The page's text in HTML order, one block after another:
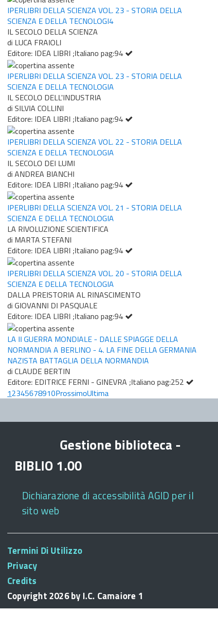
IPERLIBRI DELLA SCIENZA VOL. 23 - STORIA DELLA
SCIENZA E DELLA TECNOLOGI4
IL SECOLO DELLA SCIENZA
di LUCA FRAIOLI
Editore: IDEA LIBRI ;Italiano pag:94
IPERLIBRI DELLA SCIENZA VOL. 23 - STORIA DELLA
SCIENZA E DELLA TECNOLOGIA
IL SECOLO DELL'INDUSTRIA
di SILVIA COLLINI
Editore: IDEA LIBRI ;Italiano pag:94
IPERLIBRI DELLA SCIENZA VOL. 22 - STORIA DELLA
SCIENZA E DELLA TECNOLOGIA
IL SECOLO DEI LUMI
di ANDREA BIANCHI
Editore: IDEA LIBRI ;Italiano pag:94
IPERLIBRI DELLA SCIENZA VOL. 21 - STORIA DELLA
SCIENZA E DELLA TECNOLOGIA
LA RIVOLUZIONE SCIENTIFICA
di MARTA STEFANI
Editore: IDEA LIBRI ;Italiano pag:94
IPERLIBRI DELLA SCIENZA VOL. 20 - STORIA DELLA
SCIENZA E DELLA TECNOLOGIA
DALLA PREISTORIA AL RINASCIMENTO
di GIOVANNI DI PASQUALE
Editore: IDEA LIBRI ;Italiano pag:94
LA II GUERRA MONDIALE - DALLE SPIAGGE DELLA
NORMANDIA A BERLINO - 4. LA FINE DELLA GERMANIA
NAZISTA BATTAGLIA DELLA NORMANDIA
di CLAUDE BERTIN
Editore: EDITRICE FERNI - GINEVRA ;Italiano pag:252
12345678910ProssimoUltima
Gestione biblioteca -
BIBLIO 1.00
Dichiarazione di accessibilità AGID per il
sito web
Termini Di Utilizzo
Privacy
Credits
Copyright 2026 by I.C. Camaiore 1